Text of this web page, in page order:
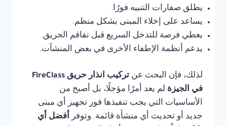
يطلق صفارات التنبيه فورًا.
يساعد على إخلاء المبنى بشكل منظم.
يعطي فرصة للتدخل السريع قبل تفاقم الحريق.
يدعم أنظمة الإطفاء الأخرى في بعض المنشآت.
لذلك، فإن البحث عن
تركيب انذار حريق FireClass
في الجيزة لم يعد أمرًا مؤجلًا، بل أصبح من
الأساسيات التي يجب تنفيذها فور تجهيز أي مبنى
جديد أو تحديث أي منشأة قائمة. وتوفر أفضل أي